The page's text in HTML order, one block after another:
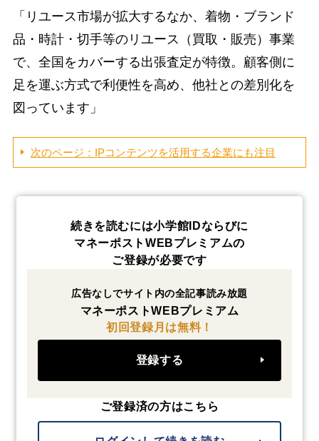
「リユース市場が拡大するなか、着物・ブランド
品・時計・切手等のリユース（買取・販売）事業
で、全国をカバーする出張査定が特徴。顧客側に
足を運ぶ方式で利便性を高め、他社との差別化を
図っています」
次のページ：IPコンテンツを活用する企業にも注目
続きを読むには小学館IDならびに
マネーポストWEBプレミアムの
ご登録が必要です
広告なしでサイト内の全記事読み放題
マネーポストWEBプレミアム
初回登録月は無料！
登録する
ご登録済の方はこちら